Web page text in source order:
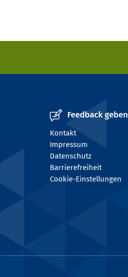
Feedback geben
Kontakt
Impressum
Datenschutz
Barrierefreiheit
Cookie-Einstellungen